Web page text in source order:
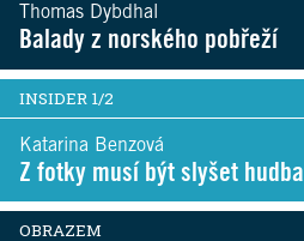
Thomas Dybdhal
Balady z norského pobřeží
INSIDER 1/2
Katarina Benzová
Z fotky musí být slyšet hudba
OBRAZEM